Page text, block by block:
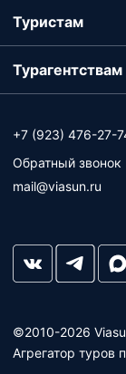
©2010-2026
Агрегатор туров
Туристам
Турагентствам
+7 (923) 476-27-
Обратный звонок
mail@viasun.ru